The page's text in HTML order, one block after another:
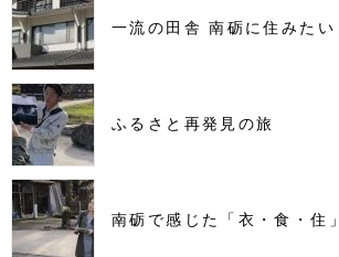
一流の田舎 南砺に住みたい
ふるさと再発見の旅
南砺で感じた「衣・食・住」